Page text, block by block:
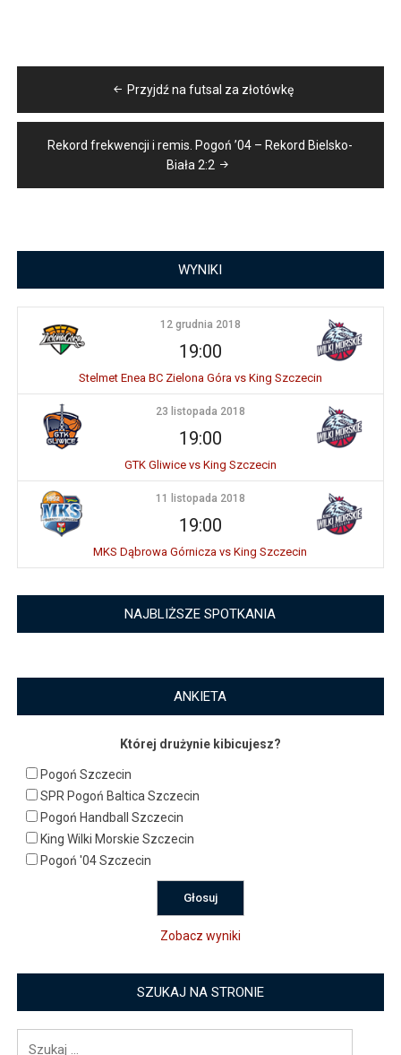
Nawigacja
wpisu
Przyjdź na futsal za złotówkę
Rekord frekwencji i remis. Pogoń ’04 – Rekord Bielsko-
Biała 2:2
WYNIKI
12 grudnia 2018
19:00
Stelmet Enea BC Zielona Góra vs King Szczecin
23 listopada 2018
19:00
GTK Gliwice vs King Szczecin
11 listopada 2018
19:00
MKS Dąbrowa Górnicza vs King Szczecin
NAJBLIŻSZE SPOTKANIA
ANKIETA
Której drużynie kibicujesz?
Pogoń Szczecin
SPR Pogoń Baltica Szczecin
Pogoń Handball Szczecin
King Wilki Morskie Szczecin
Pogoń '04 Szczecin
Zobacz wyniki
SZUKAJ NA STRONIE